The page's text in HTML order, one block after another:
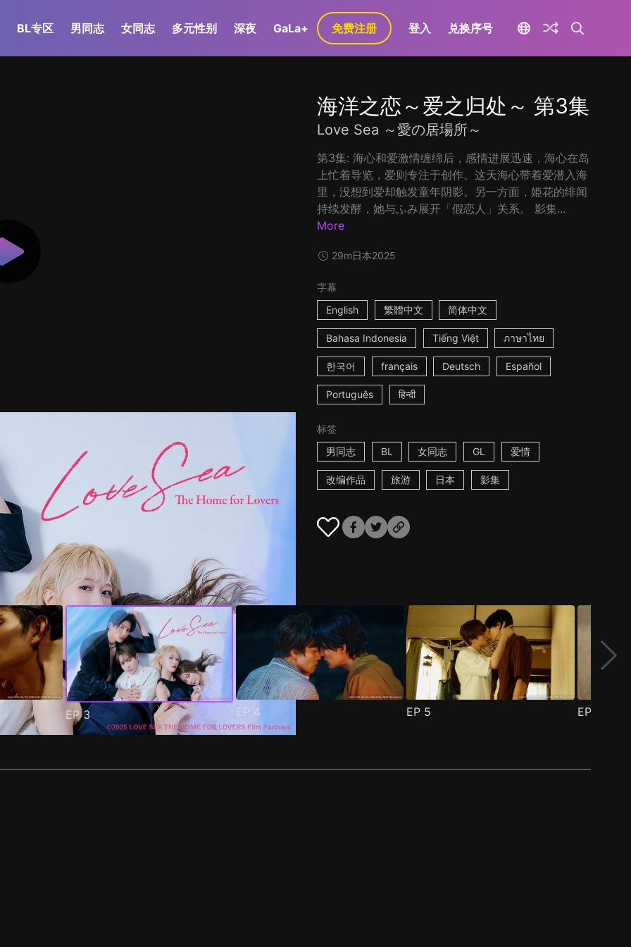
BL专区 男同志 女同志 多元性别 深夜 GaLa+ 免费注册 登入 兑换序号
海洋之恋～爱之归处～ 第3集
Love Sea ～愛の居場所～
第3集: 海心和爱激情缠绵后，感情进展迅速，海心在岛
上忙着导览，爱则专注于创作。这天海心带着爱潜入海
里，没想到爱却触发童年阴影。另一方面，姫花的绯闻
持续发酵，她与ふみ展开「假恋人」关系。 影集...
More
29m日本2025
字幕
English
繁體中文 简体中文
Bahasa Indonesia Tiếng Việt ภาษาไทย
한국어 français Deutsch Español
Português हिन्दी
标签
男同志
BL 女同志 GL 爱情
改编作品 旅游 日本 影集
EP3 EP 4 EP 5 EP